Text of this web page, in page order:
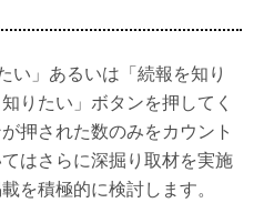
い」あるいは「続報を知り
りたい」ボタンを押してく
押された数のみをカウント
はさらに深掘り取材を実施
を積極的に検討します。